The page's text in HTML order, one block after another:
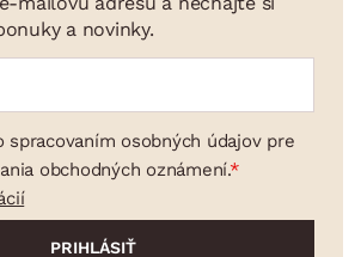
min.
min. cm max.
a novinky.
spracovaním osobných údajov pre
obchodných oznámení.